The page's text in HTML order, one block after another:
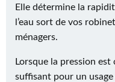
Elle détermine la
l’eau sort de vos
ménagers.
Lorsque la pression
suffisant pour un